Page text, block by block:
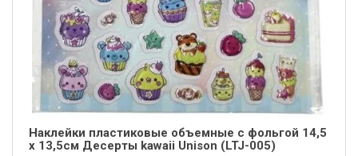
Наклейки пластиковые объемные с фольгой 14,5
х 13,5см Десерты kawaii Unison (LTJ-005)